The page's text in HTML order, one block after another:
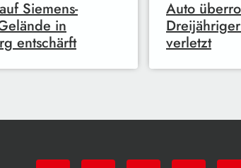
Siemens-
in
entschärft
Auto
verletzt